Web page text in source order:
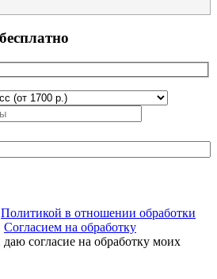
Политикой в отношении обработки
Согласием на обработку
даю согласие на обработку моих